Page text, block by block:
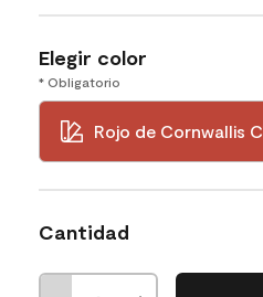
Elegir color
* Obligatorio
Rojo de Cornwallis
Cantidad